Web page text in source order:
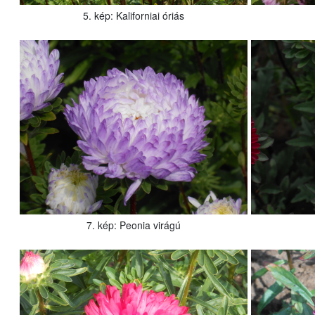
5. kép: Kaliforniai óriás
7. kép: Peonia virágú